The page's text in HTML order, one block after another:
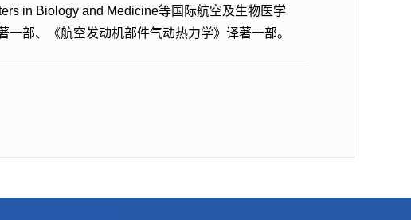
in Biology and Medicine等国际航空及生物医学
部、《航空发动机部件气动热力学》译著一部。